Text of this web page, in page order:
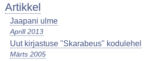
Artikkel
Jaapani ulme
Aprill 2013
Uut kirjastuse "Skarabeus" kodulehel
Märts 2005